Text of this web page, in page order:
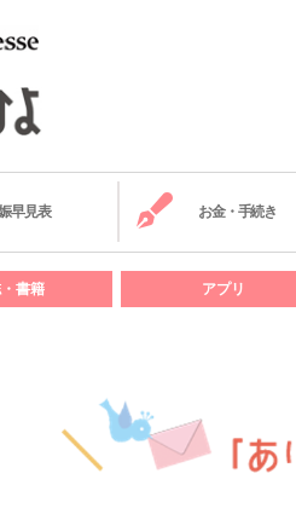
早見表 お金・手続き
書籍 アプリ